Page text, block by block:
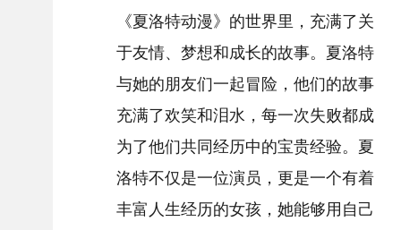
《夏洛特动漫》的世界里，充满了关
于友情、梦想和成长的故事。夏洛特
与她的朋友们一起冒险，他们的故事
充满了欢笑和泪水，每一次失败都成
为了他们共同经历中的宝贵经验。夏
洛特不仅是一位演员，更是一个有着
丰富人生经历的女孩，她能够用自己